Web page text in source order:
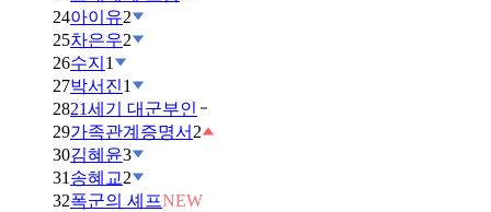
24아이유2
25차은우2
26수지 1
27박서진1
2821세기 대군부인
29가족관계증명서 2
30김혜윤3
31 송혜교2
32폭군의 셰프NEW